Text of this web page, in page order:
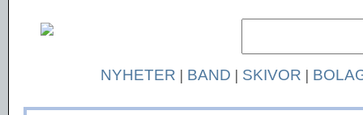
NYHETER | BAND | SKIVOR |